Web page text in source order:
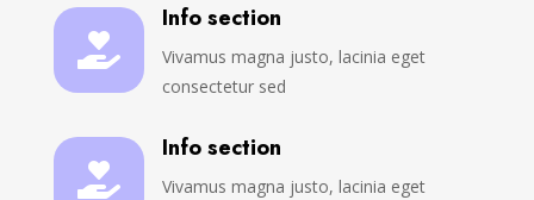

Info section
Vivamus magna justo, lacinia eget
consectetur sed

Info section
Vivamus magna justo, lacinia eget